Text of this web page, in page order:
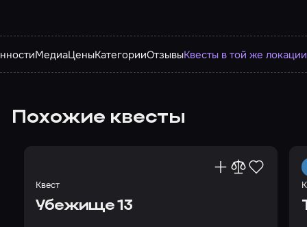
МедиаЦеныКатегорииОтзывыКвесты в той же локации
Похожие квесты
Квест
Убежище 13